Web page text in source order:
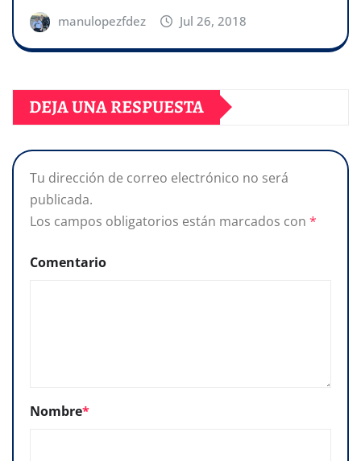
manulopezfdez Jul 26, 2018
DEJA UNA RESPUESTA
Tu dirección de correo electrónico no será
publicada.
Los campos obligatorios están marcados con *
Comentario
Nombre*